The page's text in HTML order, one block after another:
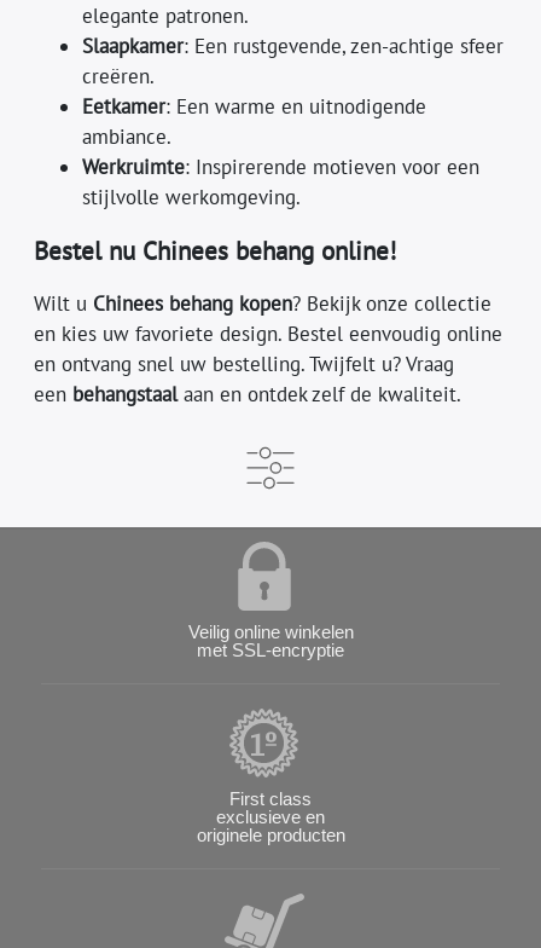
elegante patronen.
Slaapkamer: Een rustgevende, zen-achtige sfeer
creëren.
Eetkamer: Een warme en uitnodigende
ambiance.
Werkruimte: Inspirerende motieven voor een
stijlvolle werkomgeving.
Bestel nu Chinees behang online!
Wilt u Chinees behang kopen? Bekijk onze collectie
en kies uw favoriete design. Bestel eenvoudig online
en ontvang snel uw bestelling. Twijfelt u? Vraag
een behangstaalaan en ontdek zelf de kwaliteit.
Veilig online winkelen
met SSL-encryptie
First class
exclusieve en
originele producten